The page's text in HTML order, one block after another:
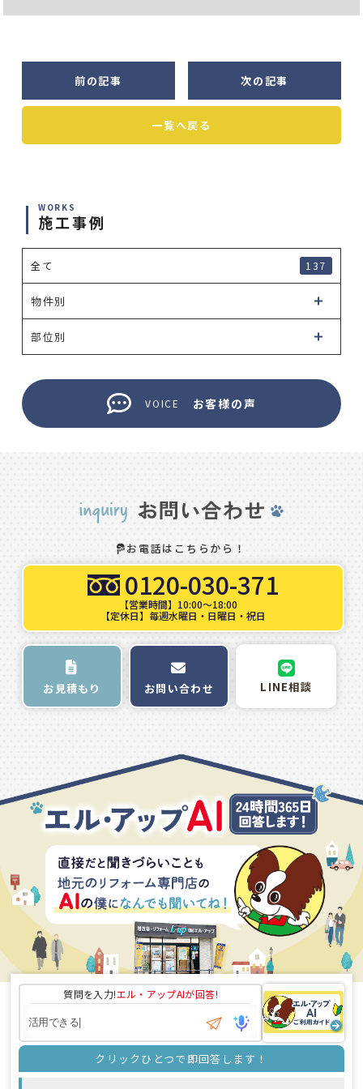
前の記事 次の記事
一覧へ戻る
WORKS
施工事例
全て 137
物件別
部位別
VOICE お客様の声
お電話はこちらから！
0120-030-371
【営業時間】10:00～18:00
【定休日】毎週水曜日・日曜日・祝日
お見積もり お問い合わせ LINE相談
質問を入力!エル・アップAIが回答!